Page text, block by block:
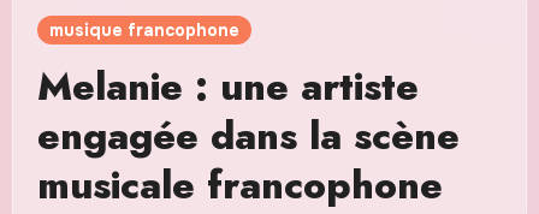
musique francophone
Melanie : une artiste
engagée dans la scène
musicale francophone